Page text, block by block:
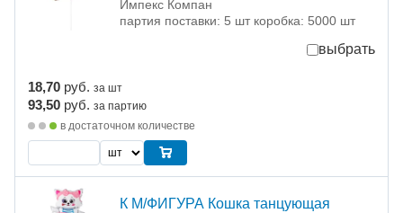
Импекс Компан
партия поставки: 5 шт коробка: 5000 шт
выбрать
18,70 руб. за шт
93,50 руб. за партию
в достаточном количестве
К М/ФИГУРА Кошка танцующая